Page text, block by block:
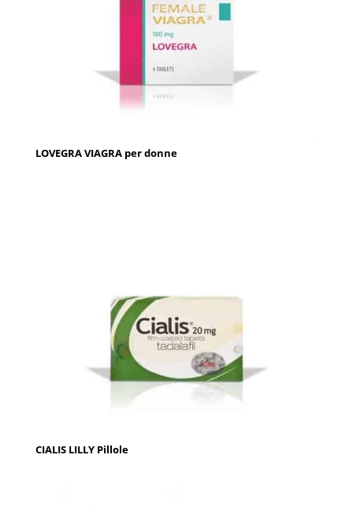
LOVEGRA VIAGRA per donne
CIALIS LILLY Pillole